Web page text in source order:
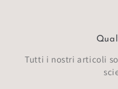
Tutti i nostri articoli